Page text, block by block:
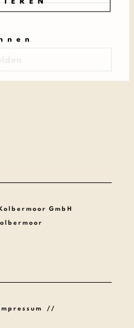
GmbH
Impressum